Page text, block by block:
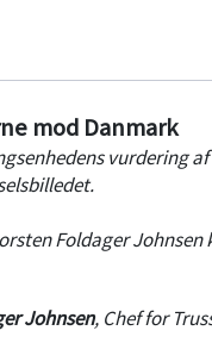
mod Danmark
vurdering
Foldager
Johnsen, Chef for